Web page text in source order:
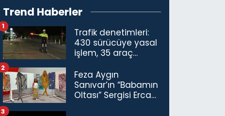
Trend Haberler
Trafik denetimleri:
430 sürücüye yasal
işlem, 35 araç
1
Feza Aygın
Sanıvar’ın “Babamın
Oltası” Sergisi Ercan
2
3